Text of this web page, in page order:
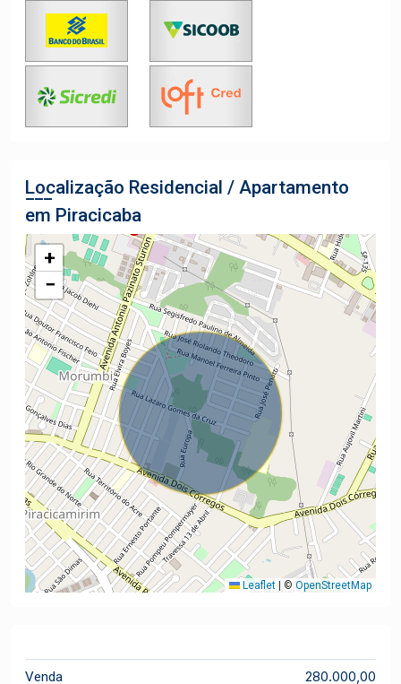
Localização Residencial / Apartamento
em Piracicaba
+
−
Leaflet | © OpenStreetMap
Venda 280.000,00